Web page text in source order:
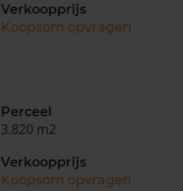
Verkoopprijs
Koopsom opvragen
Perceel
3.820 m2
Verkoopprijs
Koopsom opvragen